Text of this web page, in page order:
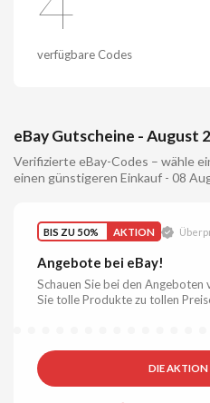
verfügbare Codes
eBay Gutscheine - August
Verifizierte eBay-Codes – wähle
einen günstigeren Einkauf - 08
BIS ZU 50% AKTION
Angebote bei eBay!
Schauen Sie bei den
Sie tolle Produkte zu tollen
DIE AKTION